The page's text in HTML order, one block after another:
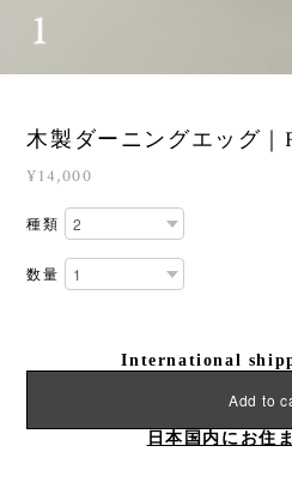
木製ダーニングエッグ｜
¥14,000
種類
数量
International
Add to
日本国内にお住